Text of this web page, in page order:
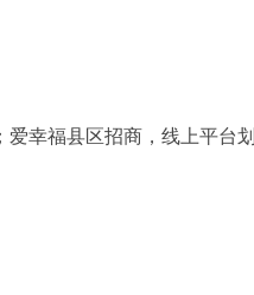
幸福县区招商，线上平台